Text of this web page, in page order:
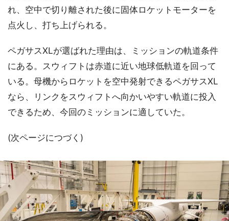
れ、空中で切り離された後に固体ロケットモーターを
点火し、打ち上げられる。
ペガサスXLが選ばれた理由は、ミッションの軌道条件
にある。スウィフトは赤道に近い地球低軌道を回って
いる。母機からロケットを空中発射できるペガサスXL
なら、リンクをスウィフトへ向かいやすい軌道に投入
できるため、今回のミッションに適していた。
(次ページにつづく)